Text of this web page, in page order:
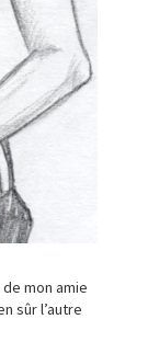
mon amie
sûr l’autre